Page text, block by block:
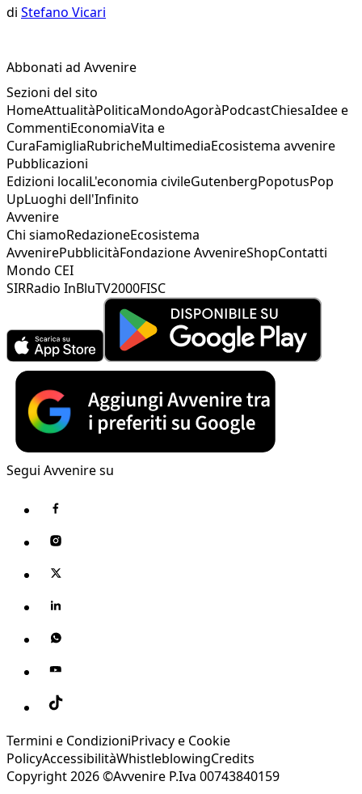
di Stefano Vicari
Abbonati ad Avvenire
Sezioni del sito
HomeAttualitàPoliticaMondoAgoràPodcastChiesaIdee e
CommentiEconomiaVita e
CuraFamigliaRubricheMultimediaEcosistema avvenire
Pubblicazioni
Edizioni localiL'economia civileGutenbergPopotusPop
UpLuoghi dell'Infinito
Avvenire
Chi siamoRedazioneEcosistema
AvvenirePubblicitàFondazione AvvenireShopContatti
Mondo CEI
SIRRadio InBluTV2000FISC
Segui Avvenire su
Termini e CondizioniPrivacy e Cookie
PolicyAccessibilitàWhistleblowingCredits
Copyright 2026 ©Avvenire P.Iva 00743840159